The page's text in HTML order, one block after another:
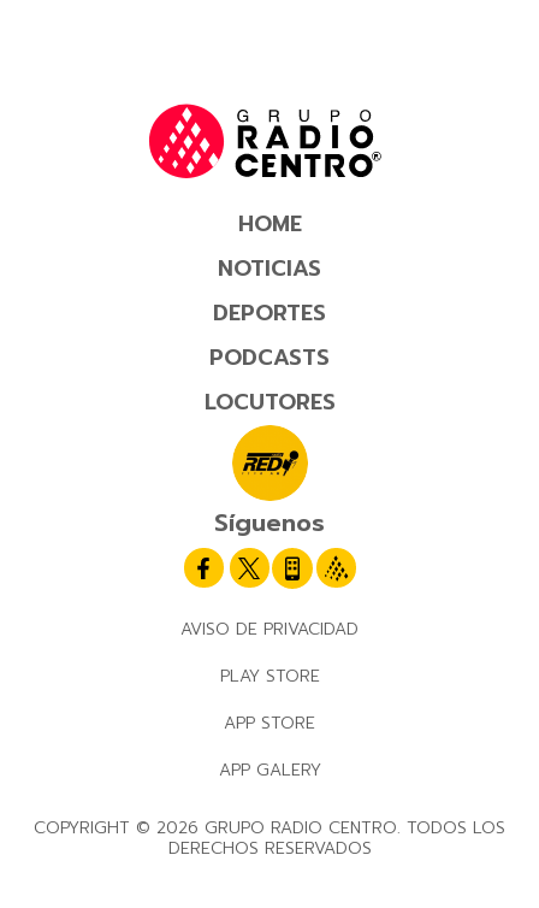
HOME
NOTICIAS
DEPORTES
PODCASTS
LOCUTORES
Síguenos
AVISO DE PRIVACIDAD
PLAY STORE
APP STORE
APP GALERY
COPYRIGHT © 2026 GRUPO RADIO CENTRO. TODOS LOS
DERECHOS RESERVADOS